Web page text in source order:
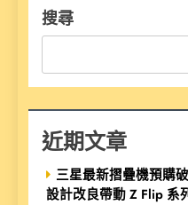
搜尋
近期文章
三星最新摺疊機預購
設計改良帶動 Z Flip 系